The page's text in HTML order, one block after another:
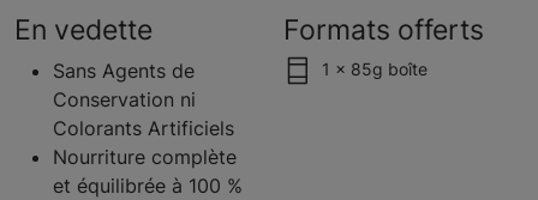
En vedette
Sans Agents de
Conservation ni
Colorants Artificiels
Nourriture complète
et équilibrée à 100 %
Formats offerts
1 x 85g boîte